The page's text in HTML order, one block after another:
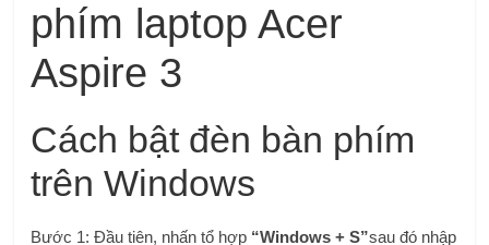
phím laptop Acer
Aspire 3
Cách bật đèn bàn phím
trên Windows
Bước 1:Đầu tiên, nhấn tổ hợp “Windows + S”sau đó nhập